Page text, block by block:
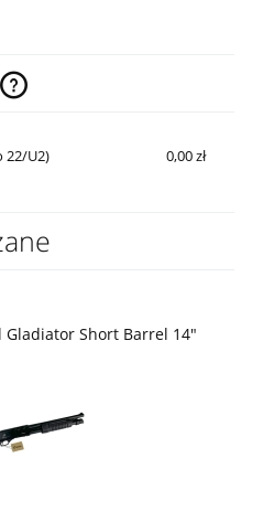
kosztów płatności
22/U2) 0,00 zł
Short Barrel 14"